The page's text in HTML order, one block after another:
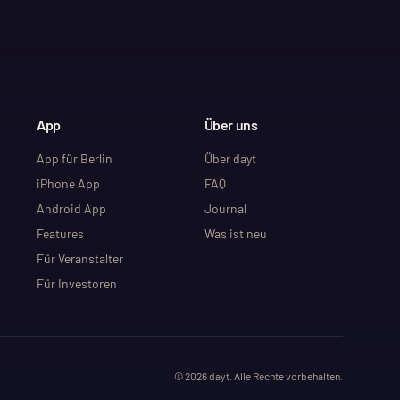
App
App für Berlin
iPhone App
Android App
Features
Für Veranstalter
Für Investoren
Über uns
Über dayt
FAQ
Journal
Was ist neu
©2026dayt. Alle Rechte vorbehalten.